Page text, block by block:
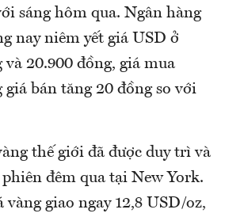
sáng hôm qua. Ngân hàng
nay niêm yết giá USD ở
và 20.900 đồng, giá mua
bán tăng 20 đồng so với
thế giới đã được duy trì và
đêm qua tại New York.
vàng giao ngay 12,8 USD/oz,